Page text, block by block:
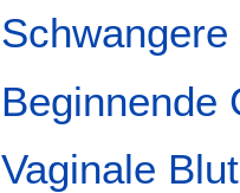
Beginnende
Vaginale